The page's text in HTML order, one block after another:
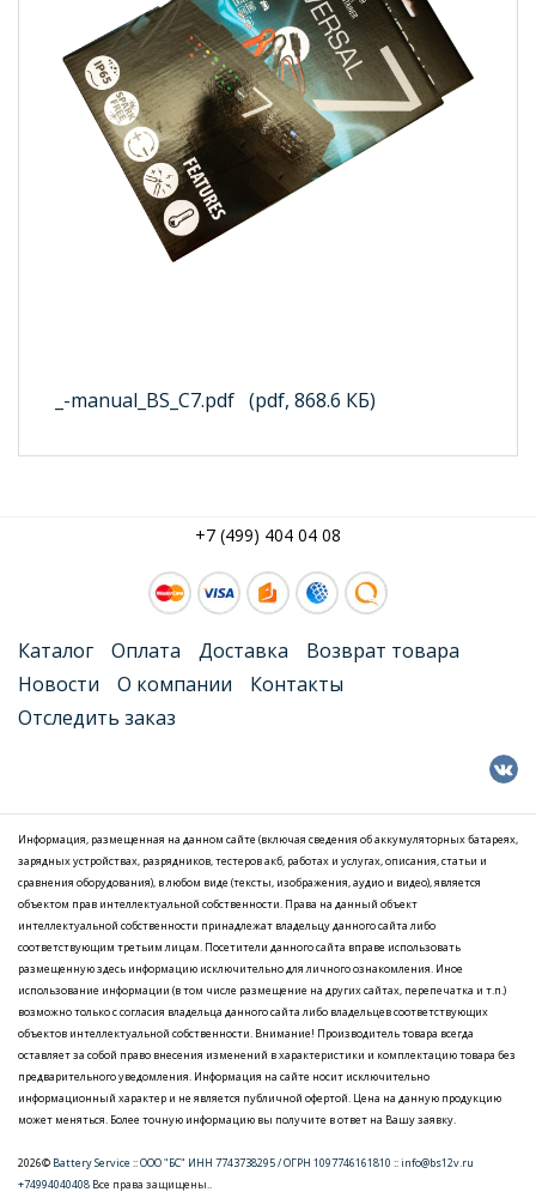
_-manual_BS_C7.pdf (pdf, 868.6 КБ)
+7 (499) 404 04 08
Каталог Оплата Доставка
Возврат товара
Новости
О компании
Контакты
Отследить заказ
Информация, размещенная на данном сайте (включая сведения об аккумуляторных батареях,
зарядных устройствах, разрядников, тестеров акб, работах и услугах, описания, статьи и
сравнения оборудования), в любом виде (тексты, изображения, аудио и видео), является
объектом прав интеллектуальной собственности. Права на данный объект
интеллектуальной собственности принадлежат владельцу данного сайта либо
соответствующим третьим лицам. Посетители данного сайта вправе использовать
размещенную здесь информацию исключительно для личного ознакомления. Иное
использование информации (в том числе размещение на других сайтах, перепечатка и т.п.)
возможно только с согласия владельца данного сайта либо владельцев соответствующих
объектов интеллектуальной собственности. Внимание! Производитель товара всегда
оставляет за собой право внесения изменений в характеристики и комплектацию товара без
предварительного уведомления. Информация на сайте носит исключительно
информационный характер и не является публичной офертой. Цена на данную продукцию
может меняться. Более точную информацию вы получите в ответ на Вашу заявку.
2026© Battery Service::ООО "БС" ИНН 7743738295 / ОГРН 1097746161810 ::info@bs12v.ru
+74994040408 Все права защищены..